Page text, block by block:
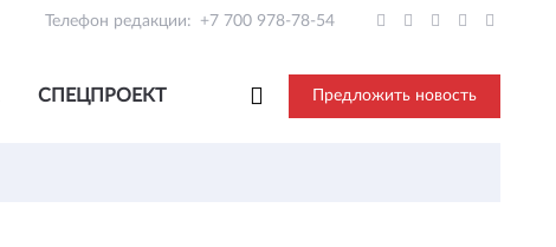
Телефон редакции: +7 700 978-78-54
СПЕЦПРОЕКТ Предложить новость